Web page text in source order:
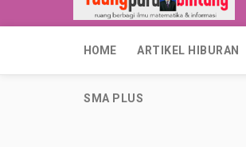
HOME ARTIKEL HIBURAN
SMA PLUS